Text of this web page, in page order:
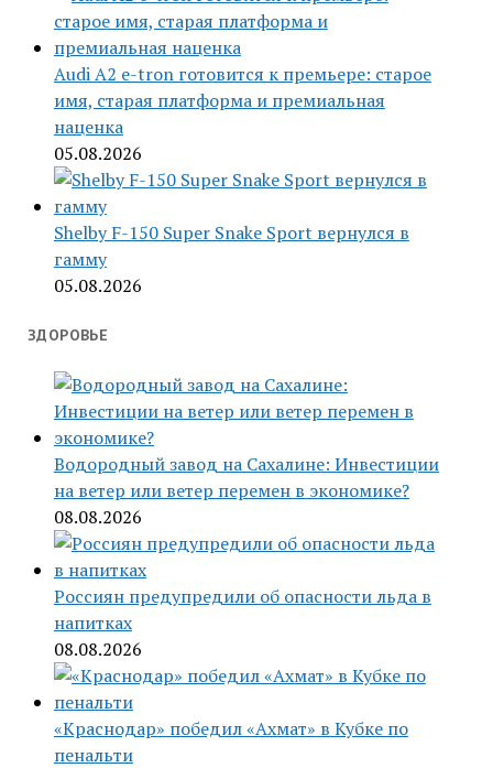
Audi A2 e-tron готовится к премьере: старое
имя, старая платформа и премиальная
наценка
05.08.2026
Shelby F-150 Super Snake Sport вернулся в
гамму
05.08.2026
ЗДОРОВЬЕ
Водородный завод на Сахалине: Инвестиции
на ветер или ветер перемен в экономике?
08.08.2026
Россиян предупредили об опасности льда в
напитках
08.08.2026
«Краснодар» победил «Ахмат» в Кубке по
пенальти